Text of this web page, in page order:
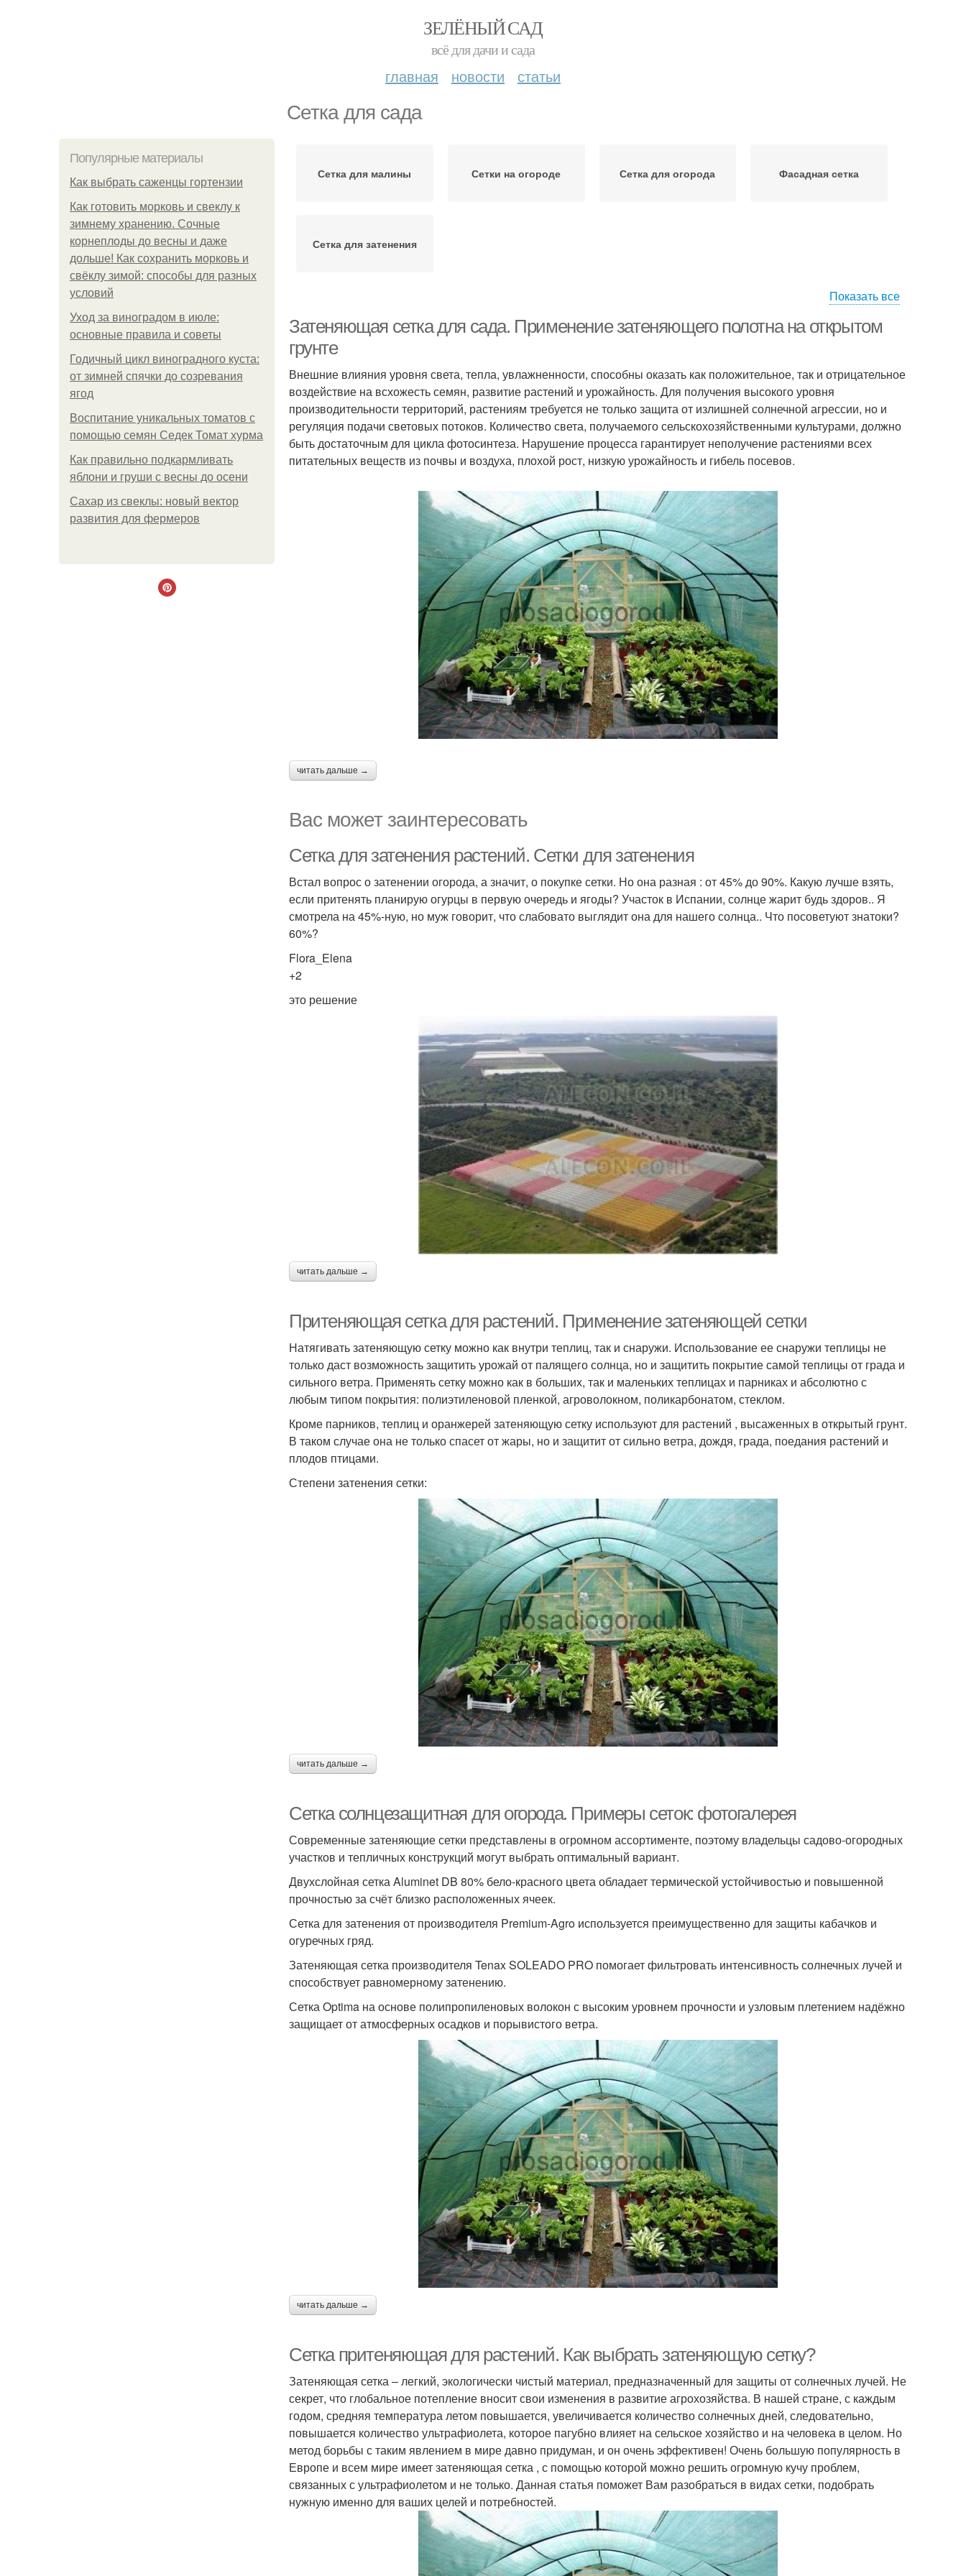
ЗЕЛЁНЫЙ САД
всё для дачи и сада
главная новости статьи
Сетка для сада
Популярные материалы
Как выбрать саженцы гортензии
Как готовить морковь и свеклу к
зимнему хранению. Сочные
корнеплоды до весны и даже
дольше! Как сохранить морковь и
свёклу зимой: способы для разных
условий
Уход за виноградом в июле:
основные правила и советы
Годичный цикл виноградного куста:
от зимней спячки до созревания
ягод
Воспитание уникальных томатов с
помощью семян Седек Томат хурма
Как правильно подкармливать
яблони и груши с весны до осени
Сахар из свеклы: новый вектор
развития для фермеров
Сетка для малины Сетки на огороде Сетка для огорода Фасадная сетка
Сетка для затенения
Показать все
Затеняющая сетка для сада. Применение затеняющего полотна на открытом
грунте
Внешние влияния уровня света, тепла, увлажненности, способны оказать как положительное, так и отрицательное
воздействие на всхожесть семян, развитие растений и урожайность. Для получения высокого уровня
производительности территорий, растениям требуется не только защита от излишней солнечной агрессии, но и
регуляция подачи световых потоков. Количество света, получаемого сельскохозяйственными культурами, должно
быть достаточным для цикла фотосинтеза. Нарушение процесса гарантирует неполучение растениями всех
питательных веществ из почвы и воздуха, плохой рост, низкую урожайность и гибель посевов.
читать дальше →
Вас может заинтересовать
Сетка для затенения растений. Сетки для затенения
Встал вопрос о затенении огорода, а значит, о покупке сетки. Но она разная : от 45% до 90%. Какую лучше взять,
если притенять планирую огурцы в первую очередь и ягоды? Участок в Испании, солнце жарит будь здоров.. Я
смотрела на 45%-ную, но муж говорит, что слабовато выглядит она для нашего солнца.. Что посоветуют знатоки?
60%?
Flora_Elena
+2
это решение
читать дальше →
Притеняющая сетка для растений. Применение затеняющей сетки
Натягивать затеняющую сетку можно как внутри теплиц, так и снаружи. Использование ее снаружи теплицы не
только даст возможность защитить урожай от палящего солнца, но и защитить покрытие самой теплицы от града и
сильного ветра. Применять сетку можно как в больших, так и маленьких теплицах и парниках и абсолютно с
любым типом покрытия: полиэтиленовой пленкой, агроволокном, поликарбонатом, стеклом.
Кроме парников, теплиц и оранжерей затеняющую сетку используют для растений , высаженных в открытый грунт.
В таком случае она не только спасет от жары, но и защитит от сильно ветра, дождя, града, поедания растений и
плодов птицами.
Степени затенения сетки:
читать дальше →
Сетка солнцезащитная для огорода. Примеры сеток: фотогалерея
Современные затеняющие сетки представлены в огромном ассортименте, поэтому владельцы садово-огородных
участков и тепличных конструкций могут выбрать оптимальный вариант.
Двухслойная сетка Aluminet DB 80% бело-красного цвета обладает термической устойчивостью и повышенной
прочностью за счёт близко расположенных ячеек.
Сетка для затенения от производителя Premium-Agro используется преимущественно для защиты кабачков и
огуречных гряд.
Затеняющая сетка производителя Tenax SOLEADO PRO помогает фильтровать интенсивность солнечных лучей и
способствует равномерному затенению.
Сетка Optima на основе полипропиленовых волокон с высоким уровнем прочности и узловым плетением надёжно
защищает от атмосферных осадков и порывистого ветра.
читать дальше →
Сетка притеняющая для растений. Как выбрать затеняющую сетку?
Затеняющая сетка – легкий, экологически чистый материал, предназначенный для защиты от солнечных лучей. Не
секрет, что глобальное потепление вносит свои изменения в развитие агрохозяйства. В нашей стране, с каждым
годом, средняя температура летом повышается, увеличивается количество солнечных дней, следовательно,
повышается количество ультрафиолета, которое пагубно влияет на сельское хозяйство и на человека в целом. Но
метод борьбы с таким явлением в мире давно придуман, и он очень эффективен! Очень большую популярность в
Европе и всем мире имеет затеняющая сетка , с помощью которой можно решить огромную кучу проблем,
связанных с ультрафиолетом и не только. Данная статья поможет Вам разобраться в видах сетки, подобрать
нужную именно для ваших целей и потребностей.